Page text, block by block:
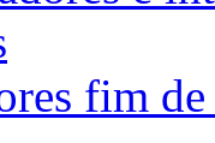
fim de